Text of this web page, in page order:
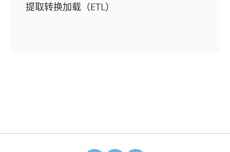
提取转换加载（ETL）